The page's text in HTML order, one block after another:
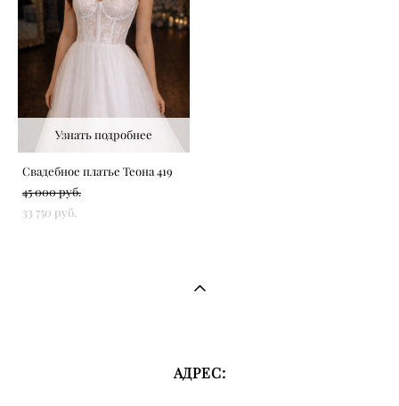
Узнать подробнее
Свадебное платье Теона 419
45 000 pуб.
33 750 pуб.
АДРЕС: